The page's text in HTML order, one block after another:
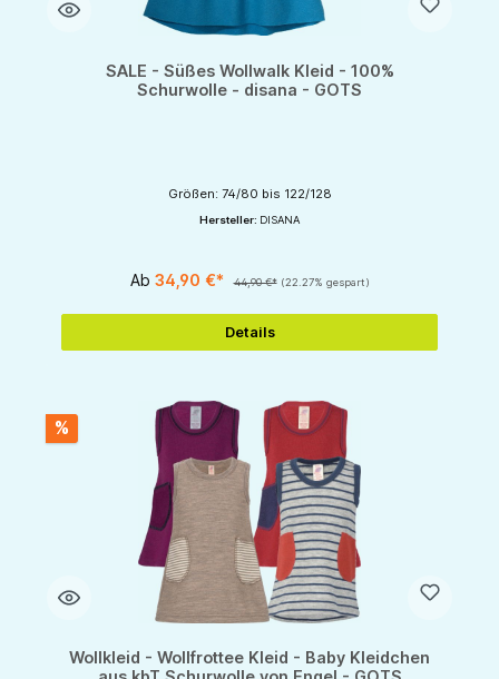
SALE - Süßes Wollwalk Kleid - 100%
Schurwolle - disana - GOTS
Größen: 74/80 bis 122/128
Hersteller: DISANA
Ab 34,90 €* 44,90 €* (22.27% gespart)
Details
%
Wollkleid - Wollfrottee Kleid - Baby Kleidchen